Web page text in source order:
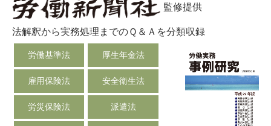
監修提供
法解釈から実務処理までのＱ＆Ａを分類収録
労働基準法 厚生年金法
雇用保険法 安全衛生法
労災保険法 派遣法